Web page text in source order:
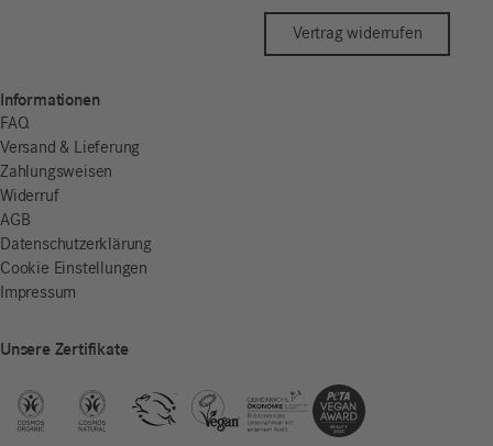
Vertrag widerrufen
Informationen
FAQ
Versand & Lieferung
Zahlungsweisen
Widerruf
AGB
Datenschutzerklärung
Cookie Einstellungen
Impressum
Unsere Zertifikate